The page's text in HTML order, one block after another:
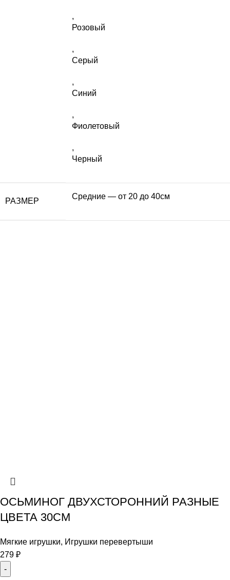
,
Розовый
,
Серый
,
Синий
,
Фиолетовый
,
Черный
РАЗМЕР
Средние — от 20 до 40см
ОСЬМИНОГ ДВУХСТОРОННИЙ РАЗНЫЕ
ЦВЕТА 30СМ
Мягкие игрушки, Игрушки перевертыши
279 ₽